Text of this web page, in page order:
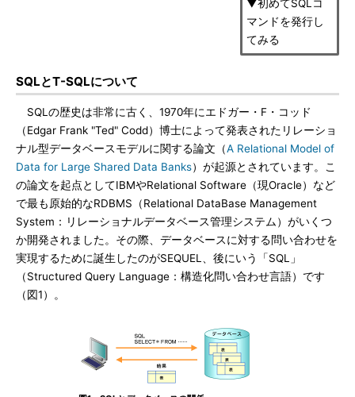
▼初めてSQLコ
マンドを発行し
てみる
SQLとT-SQLについて
SQLの歴史は非常に古く、1970年にエドガー・F・コッド
（Edgar Frank "Ted" Codd）博士によって発表されたリレーショ
ナル型データベースモデルに関する論文（A Relational Model of
Data for Large Shared Data Banks）が起源とされています。こ
の論文を起点としてIBMやRelational Software（現Oracle）など
で最も原始的なRDBMS（Relational DataBase Management
System：リレーショナルデータベース管理システム）がいくつ
か開発されました。その際、データベースに対する問い合わせを
実現するために誕生したのがSEQUEL、後にいう「SQL」
（Structured Query Language：構造化問い合わせ言語）です
（図1）。